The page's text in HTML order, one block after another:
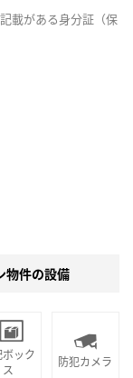
載がある身分証（保
物件の設備
ック
ス
防犯カメラ